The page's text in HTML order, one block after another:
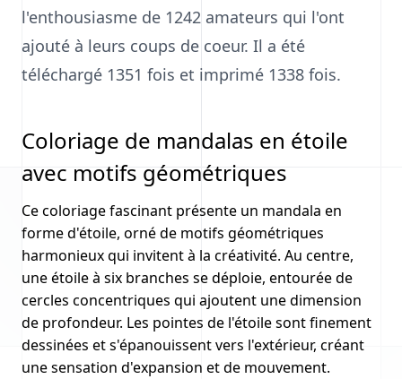
l'enthousiasme de 1242 amateurs qui l'ont
ajouté à leurs coups de coeur. Il a été
téléchargé 1351 fois et imprimé 1338 fois.
Coloriage de mandalas en étoile
avec motifs géométriques
Ce coloriage fascinant présente un mandala en
forme d'étoile, orné de motifs géométriques
harmonieux qui invitent à la créativité. Au centre,
une étoile à six branches se déploie, entourée de
cercles concentriques qui ajoutent une dimension
de profondeur. Les pointes de l'étoile sont finement
dessinées et s'épanouissent vers l'extérieur, créant
une sensation d'expansion et de mouvement.